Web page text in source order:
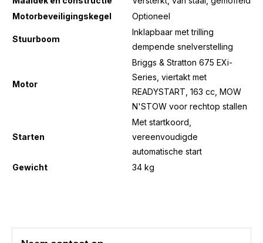
Motorbeveiligingskegel
Optioneel
Stuurboom
Inklapbaar met trilling
dempende snelverstelling
Motor
Briggs & Stratton 675 EXi-
Series, viertakt met
READYSTART, 163 cc, MOW
N'STOW voor rechtop stallen
Starten
Met startkoord,
vereenvoudigde
automatische start
Gewicht
34 kg